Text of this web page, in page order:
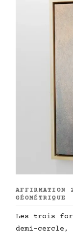
AFFIRMATION
GÉOMÉTRIQUE
Les trois
demi-